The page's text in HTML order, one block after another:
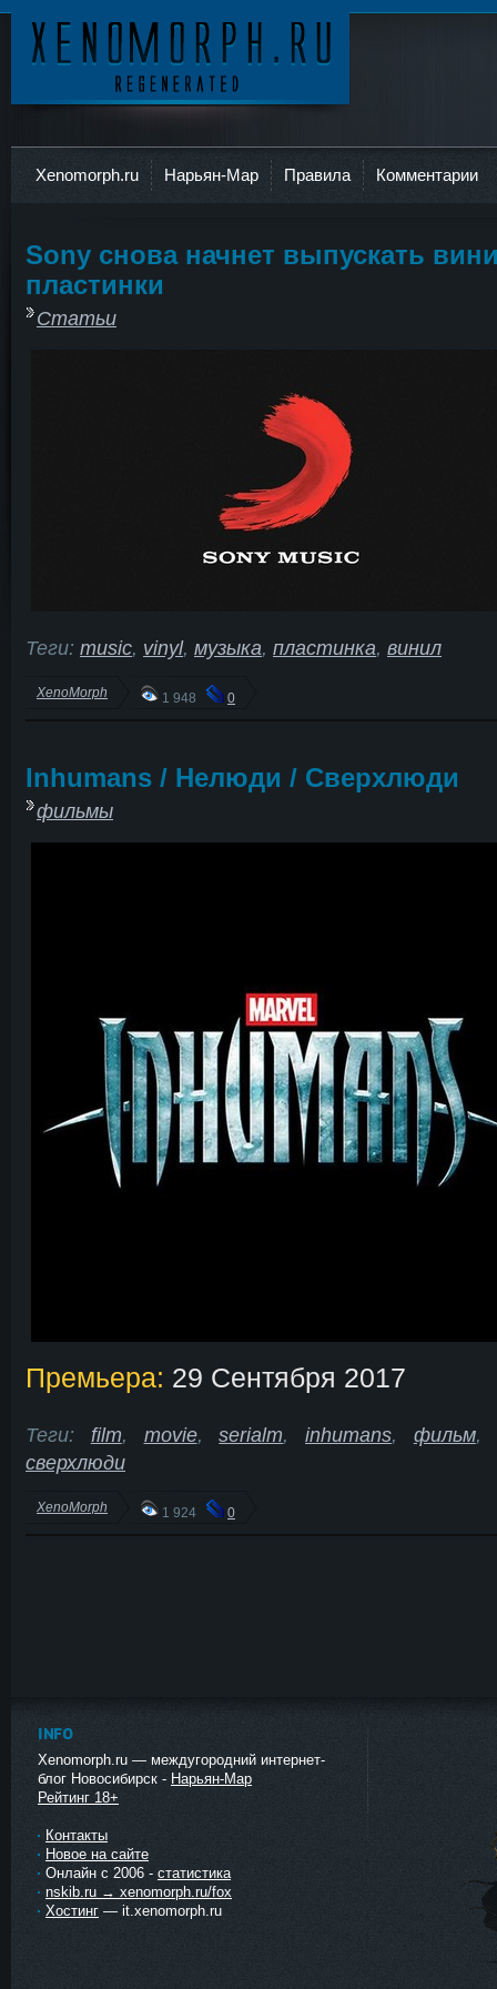
Xenomorph.ru Нарьян-Мар Правила Комментарии
Sony снова начнет выпускать
пластинки
Статьи
Теги: music, vinyl, музыка, пластинка, винил
XenoMorph 1 948 0
Inhumans / Нелюди / Сверхлюди
фильмы
Премьера: 29 Сентября 2017
Теги: film, movie,serialm, inhumans, фильм,
сверхлюди
XenoMorph 1 924 0
INFO
Xenomorph.ru — междугородний интернет-
блог Новосибирск - Нарьян-Мар
Рейтинг 18+
Контакты
Новое на сайте
Онлайн с 2006 - статистика
nskib.ru → xenomorph.ru/fox
Хостинг — it.xenomorph.ru